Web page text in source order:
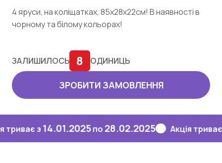
4 яруси, на коліщатках, 85х28х22см! В наявності в
чорному та білому кольорах!
ЗАЛИШИЛОСЬ 8 ОДИНИЦЬ
ЗРОБИТИ ЗАМОВЛЕННЯ
з14.01.2025по28.02.2025 Акція триває з